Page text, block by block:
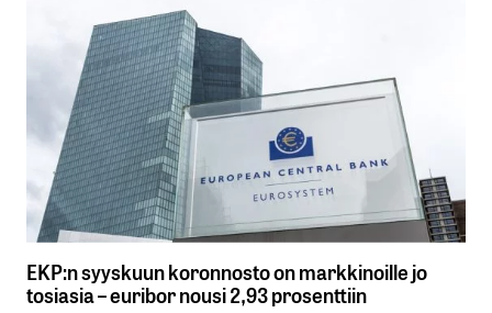
EKP:n syyskuun koronnosto on markkinoille jo
tosiasia – euribor nousi 2,93 prosenttiin